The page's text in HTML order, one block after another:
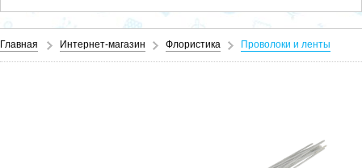
Главная Интернет-магазин Флористика Проволоки и ленты